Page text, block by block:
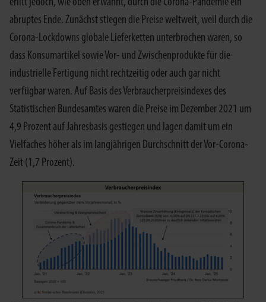
abruptes Ende. Zunächst stiegen die Preise weltweit, weil durch die
Corona-Lockdowns globale Lieferketten unterbrochen waren, so
dass Konsumartikel sowie Vor- und Zwischenprodukte für die
industrielle Fertigung nicht rechtzeitig oder auch gar nicht
verfügbar waren. Auf Basis des Verbraucherpreisindexes des
Statistischen Bundesamtes waren die Preise im Dezember 2021 um
4,9 Prozent auf Jahresbasis gestiegen und lagen damit um ein
Vielfaches höher als im langjährigen Durchschnitt der Vor-Corona-
Zeit (1,7 Prozent).